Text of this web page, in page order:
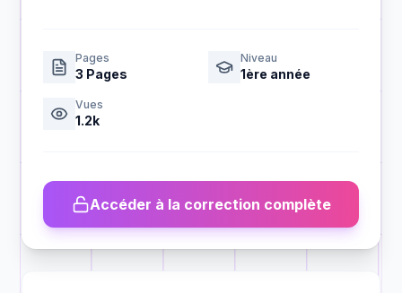
Pages
3 Pages
Niveau
1ère année
Vues
1.2k
Accéder à la correction complète